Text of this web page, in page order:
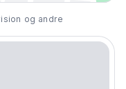
og andre